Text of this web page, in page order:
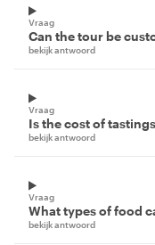
Vraag
Can the tour be
bekijk antwoord
Vraag
Is the cost of
bekijk antwoord
Vraag
What types of food
bekijk antwoord